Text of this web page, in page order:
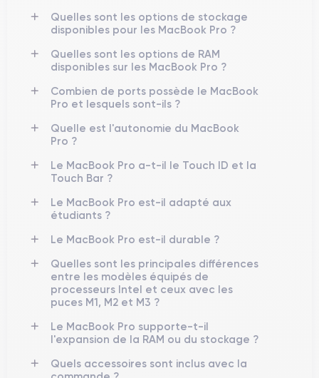
Quelles sont les options de stockage
disponibles pour les MacBook Pro ?
Quelles sont les options de RAM
disponibles sur les MacBook Pro ?
Combien de ports possède le MacBook
Pro et lesquels sont-ils ?
Quelle est l'autonomie du MacBook
Pro ?
Le MacBook Pro a-t-il le Touch ID et la
Touch Bar ?
Le MacBook Pro est-il adapté aux
étudiants ?
Le MacBook Pro est-il durable ?
Quelles sont les principales différences
entre les modèles équipés de
processeurs Intel et ceux avec les
puces M1, M2 et M3 ?
Le MacBook Pro supporte-t-il
l'expansion de la RAM ou du stockage ?
Quels accessoires sont inclus avec la